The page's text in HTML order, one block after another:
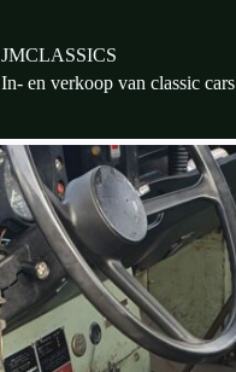
JMCLASSICS
In- en verkoop van classic cars